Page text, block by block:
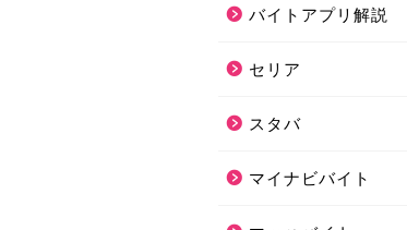
バイトアプリ解説
セリア
スタバ
マイナビバイト